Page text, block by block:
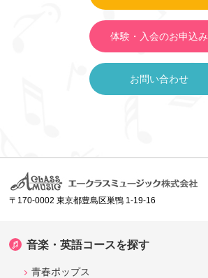
体験・入会のお申込み
お問い合わせ
〒170-0002 東京都豊島区巣鴨 1-19-16
音楽・英語コースを探す
青春ポップス